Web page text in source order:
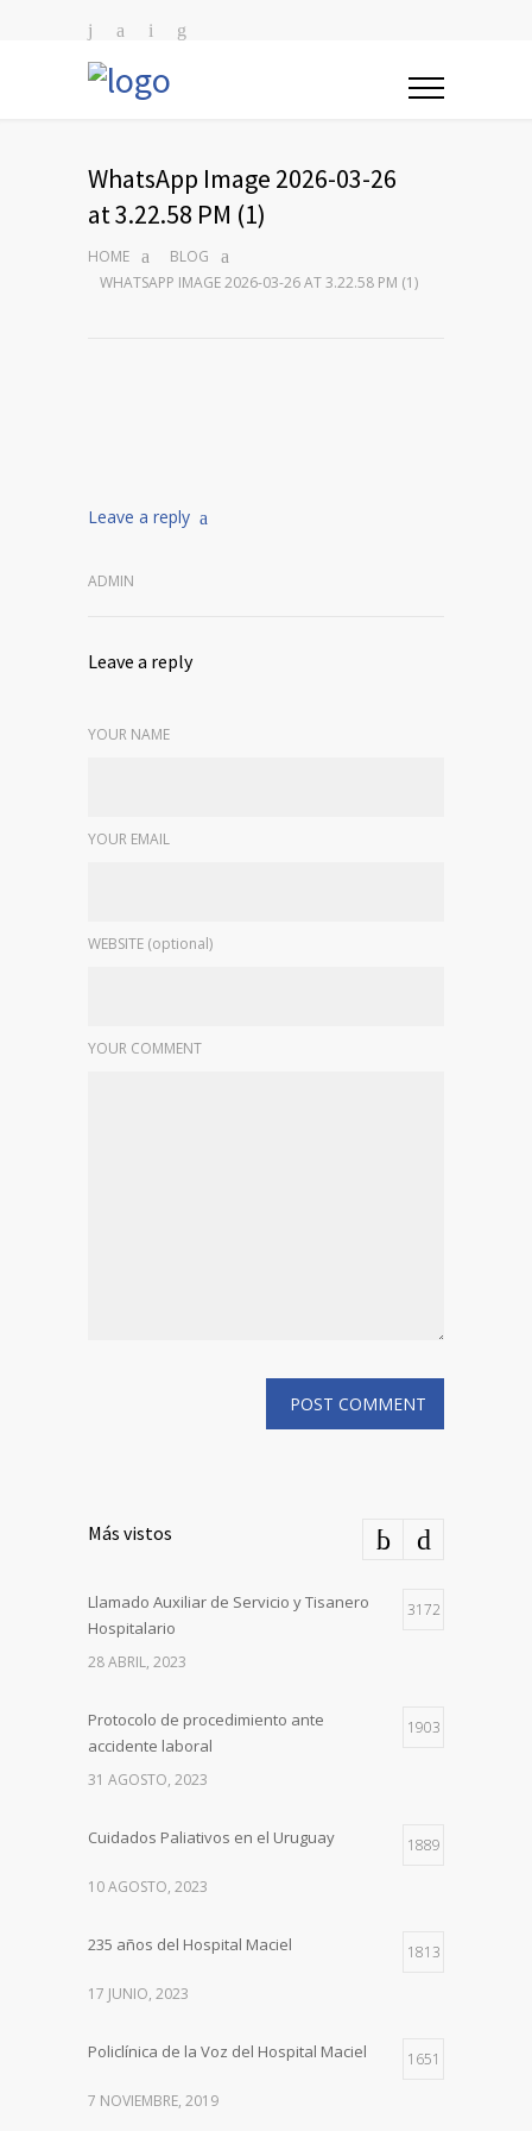
WhatsApp Image 2026-03-26
at 3.22.58 PM (1)
HOME
BLOG
WHATSAPP IMAGE 2026-03-26 AT 3.22.58 PM (1)
Leave a reply
ADMIN
Leave a reply
YOUR NAME
YOUR EMAIL
WEBSITE (optional)
YOUR COMMENT
Más vistos
Llamado Auxiliar de Servicio y Tisanero
Hospitalario
3172
28 ABRIL, 2023
Protocolo de procedimiento ante
accidente laboral
1903
31 AGOSTO, 2023
Cuidados Paliativos en el Uruguay 1889
10 AGOSTO, 2023
235 años del Hospital Maciel 1813
17 JUNIO, 2023
Policlínica de la Voz del Hospital Maciel 1651
7 NOVIEMBRE, 2019